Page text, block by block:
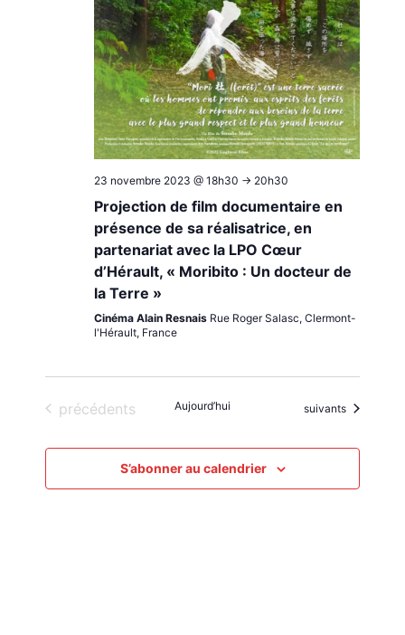
23 novembre 2023 @ 18h30 -> 20h30
Projection de film documentaire en
présence de sa réalisatrice, en
partenariat avec la LPO Cœur
d’Hérault, « Moribito : Un docteur de
la Terre »
Cinéma Alain Resnais Rue Roger Salasc, Clermont-
l'Hérault, France
Évènements
précédents Aujourd’hui Évènements
suivants
S’abonner au calendrier